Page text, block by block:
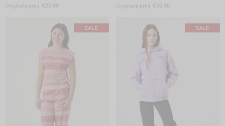
Originele prijs: €25.99 Originele prijs: €59.99